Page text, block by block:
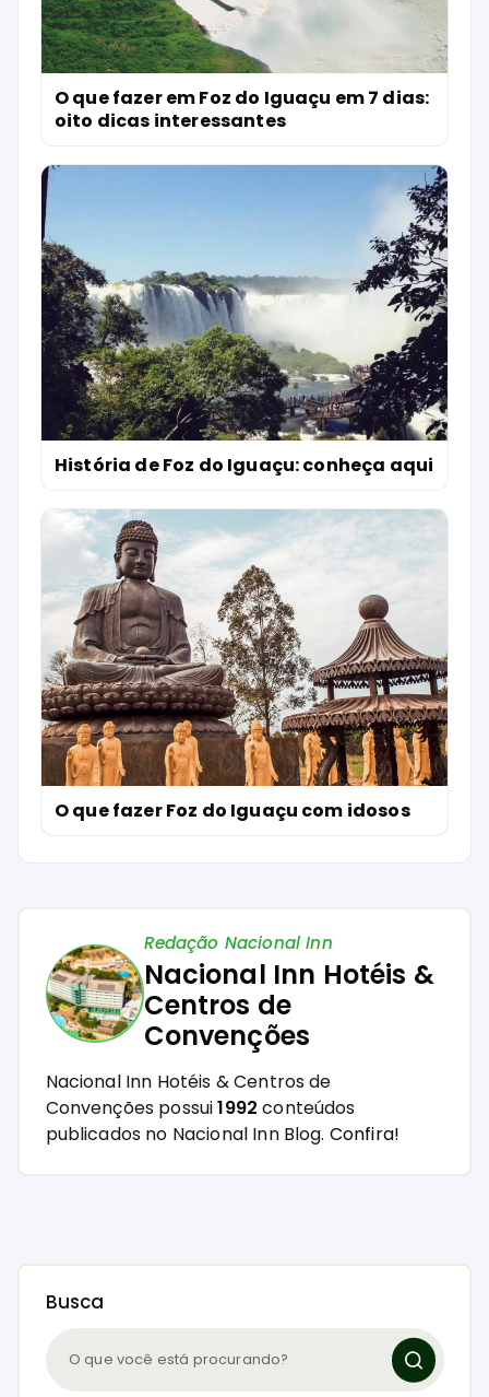
O que fazer em Foz do Iguaçu em 7 dias:
oito dicas interessantes
História de Foz do Iguaçu: conheça aqui
O que fazer Foz do Iguaçu com idosos
Redação Nacional Inn
Nacional Inn Hotéis &
Centros de
Convenções
Nacional Inn Hotéis & Centros de
Convenções possui1992 conteúdos
publicados no Nacional Inn Blog. Confira!
Busca